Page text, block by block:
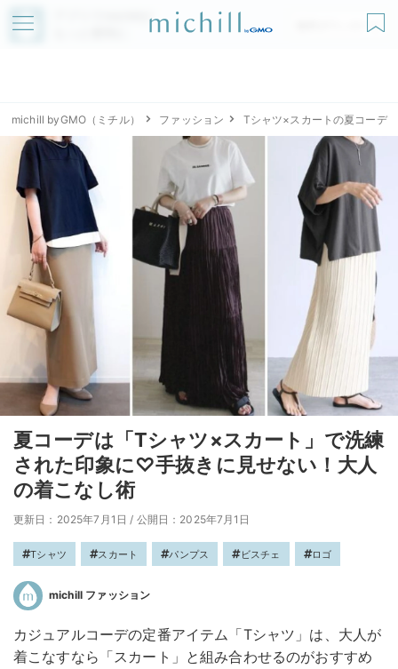
アプリでmichillが
無料ダウンロード
michill byGMO（ミチル） ファッション Tシャツ×スカートの夏コーデ
夏コーデは「Tシャツ×スカート」で洗練
された印象に♡手抜きに見せない！大人
の着こなし術
更新日：2025年7月1日 / 公開日：2025年7月1日
Tシャツ スカート パンプス ビスチェ ロゴ
michill ファッション
カジュアルコーデの定番アイテム「Tシャツ」は、大人が
着こなすなら「スカート」と組み合わせるのがおすすめ